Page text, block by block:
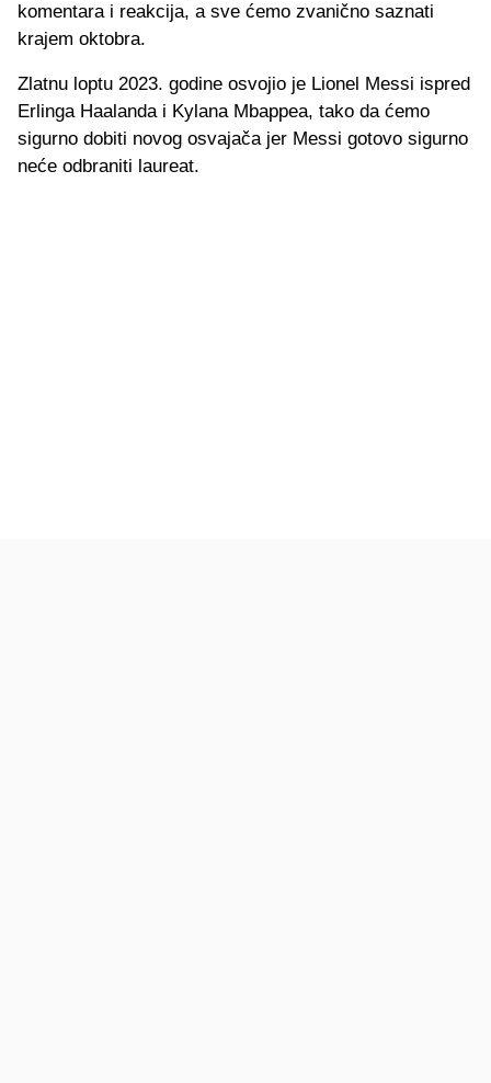
komentara i reakcija, a sve ćemo zvanično saznati
krajem oktobra.
Zlatnu loptu 2023. godine osvojio je Lionel Messi ispred
Erlinga Haalanda i Kylana Mbappea, tako da ćemo
sigurno dobiti novog osvajača jer Messi gotovo sigurno
neće odbraniti laureat.